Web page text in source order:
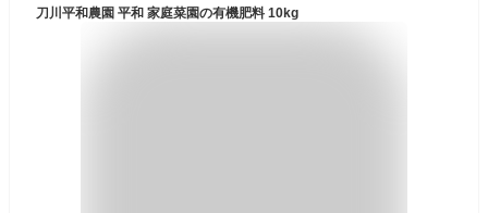
刀川平和農園 平和 家庭菜園の有機肥料 10kg